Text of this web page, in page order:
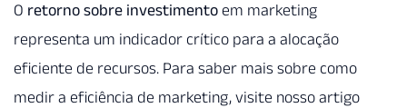
O retorno sobre investimento em marketing
representa um indicador crítico para a alocação
eficiente de recursos. Para saber mais sobre como
medir a eficiência de marketing, visite nosso artigo